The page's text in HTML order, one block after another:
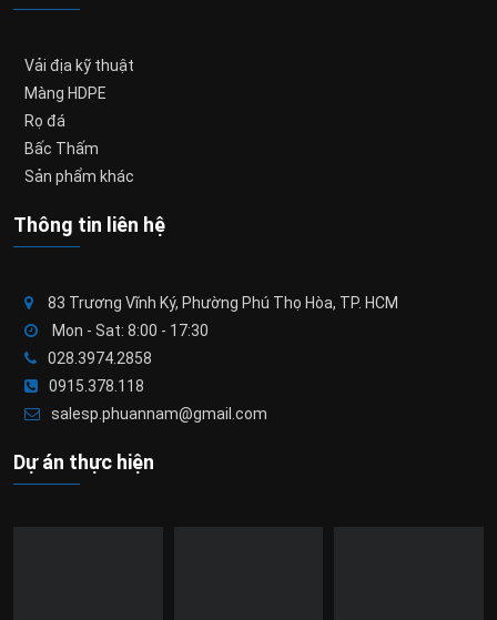
Vải địa kỹ thuật
Màng HDPE
Rọ đá
Bấc Thấm
Sản phẩm khác
Thông tin liên hệ
83 Trương Vĩnh Ký, Phường Phú Thọ Hòa, TP. HCM
Mon - Sat: 8:00 - 17:30
028.3974.2858
0915.378.118
salesp.phuannam@gmail.com
Dự án thực hiện